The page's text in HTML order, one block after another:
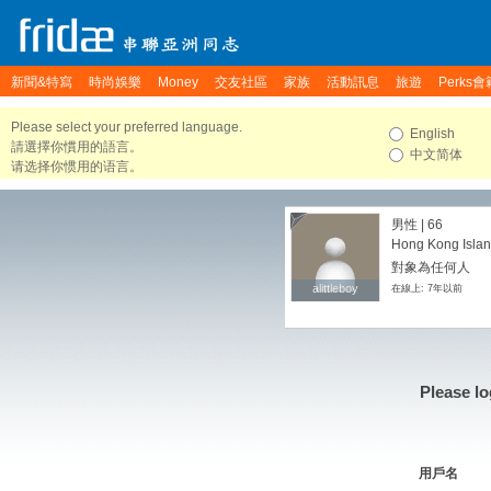
新聞&特寫 時尚娛樂 Money 交友社區 家族 活動訊息 旅遊 Perks會
Please select your preferred language.
請選擇你慣用的語言。
请选择你惯用的语言。
English
中文简体
alittleboy
alittleboy
男性 | 66
Hong Kong
對象為任何人
在線上: 7年以前
Please
用戶名